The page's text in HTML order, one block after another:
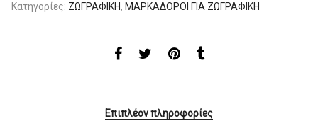
Κατηγορίες: ΖΩΓΡΑΦΙΚΗ, ΜΑΡΚΑΔΟΡΟΙ ΓΙΑ ΖΩΓΡΑΦΙΚΗ
Επιπλέον πληροφορίες